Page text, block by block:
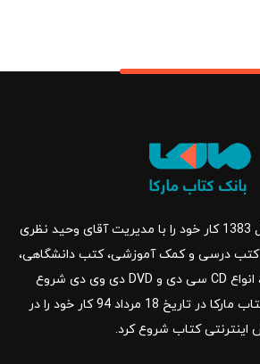
بانک کتاب مارکا در سال 1383 کار خود را با مدیریت آقای وحید نظری
درسی و کمک آموزشی، کتب دانشگاهی،
کتابهای زبان خارجه، انواع CD سی دی و DVD دی وی دی شروع
کرد.فروشگاه آنلاین کتاب مارکا در تاریخ 18 مرداد 94 کار خود را در
اینترنتی کتاب شروع کرد.